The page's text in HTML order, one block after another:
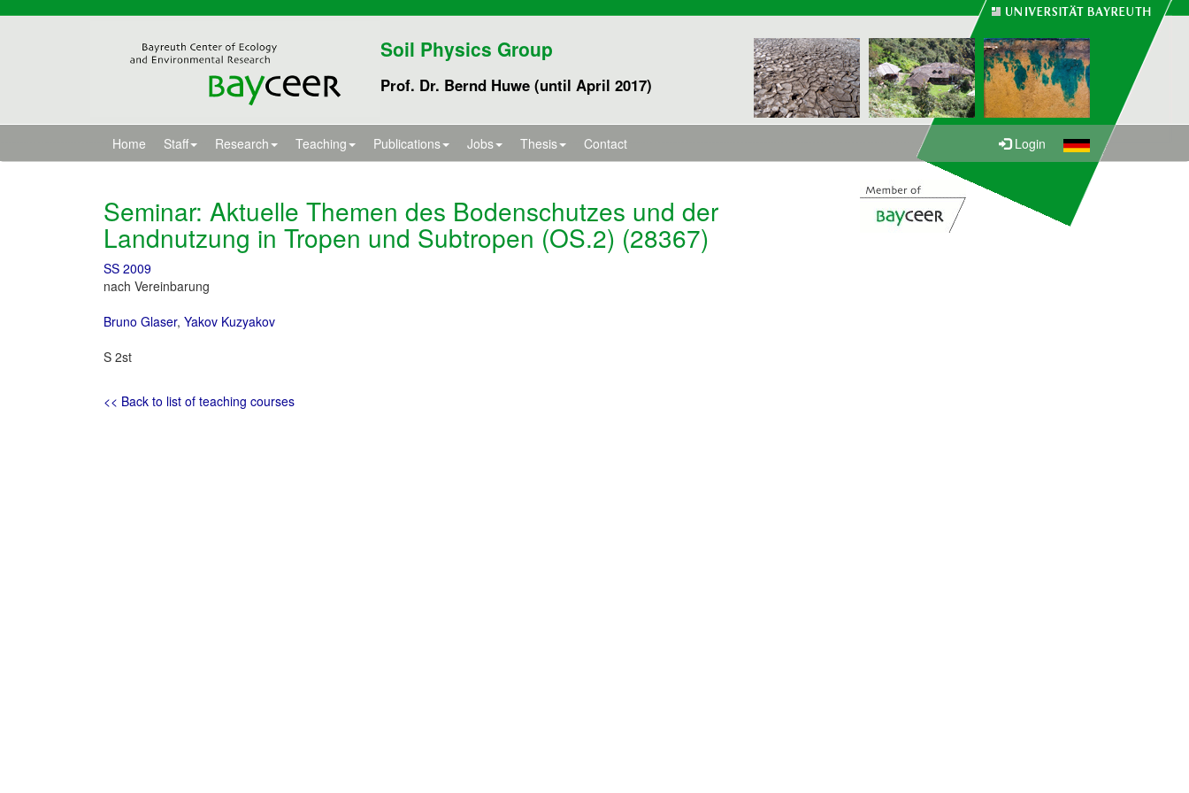
Soil Physics Group
Prof. Dr. Bernd Huwe (until April 2017)
Home Staff Research Teaching Publications Jobs Thesis Contact Login
Seminar: Aktuelle Themen des Bodenschutzes und der
Landnutzung in Tropen und Subtropen (OS.2) (28367)
SS 2009
nach Vereinbarung
Bruno Glaser, Yakov Kuzyakov
S 2st
<< Back to list of teaching courses